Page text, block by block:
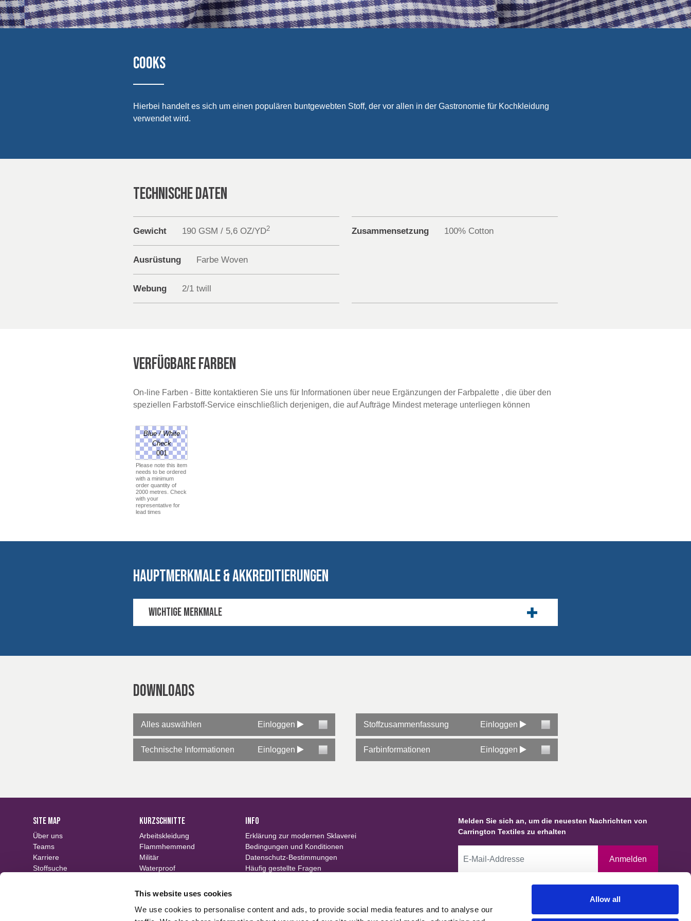
This website uses cookies
We use cookies to personalise content and ads, to provide social media features and to analyse our
Allow all
Media
Anmelden
ICELAND, NORWAY &
SWEDEN
IRELAND & REPUBLIC
OF IRELAND
COOKS
Hierbei handelt es sich um einen populären buntgewebten Stoff, der vor allen in der Gastronomie für Kochkleidung
verwendet wird.
TECHNISCHE DATEN
Gewicht 190 GSM / 5,6 OZ/YD2
Ausrüstung Farbe Woven
Webung 2/1 twill
Zusammensetzung 100% Cotton
VERFÜGBARE FARBEN
On-line Farben - Bitte kontaktieren Sie uns für Informationen über neue Ergänzungen der Farbpalette , die über den
speziellen Farbstoff-Service einschließlich derjenigen, die auf Aufträge Mindest meterage unterliegen können
Blue / White
Check
001
Please note this item
needs to be ordered
with a minimum
order quantity of
2000 metres. Check
with your
representative for
lead times
Hauptmerkmale & Akkreditierungen
Wichtige Merkmale
Downloads
Alles auswählen Einloggen Stoffzusammenfassung Einloggen
Technische Informationen Einloggen Farbinformationen Einloggen
SITE MAP
Über uns
Teams
Karriere
Stoffsuche
KURZSCHNITTE
Arbeitskleidung
Flammhemmend
Militär
Waterproof
Muster
INFO
Erklärung zur modernen Sklaverei
Bedingungen und Konditionen
Datenschutz-Bestimmungen
Häufig gestellte Fragen
FOLLOW US
Melden Sie sich an, um die neuesten Nachrichten von
Carrington Textiles zu erhalten
Anmelden
Durch Anklicken dieses Kästchens erklären Sie sich damit
einverstanden, dass Carrington Textiles Daten und Informationen über
Sie speichert und diese gemäß unserer Datenschutzerklärung